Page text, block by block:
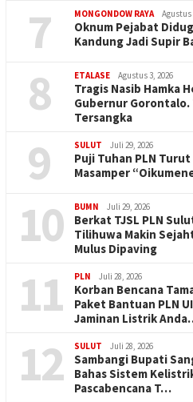
7 MONGONDOW RAYA Agustus
Oknum Pejabat
Kandung Jadi Supir
8 ETALASE Agustus 3, 2026
Tragis Nasib Hamka
Gubernur Gorontalo.
Tersangka
9 SULUT Juli 29, 2026
Puji Tuhan PLN
Masamper
10 BUMN Juli 29, 2026
Berkat TJSL PLN
Tilihuwa Makin
Mulus Dipaving
11 PLN Juli 28, 2026
Korban Bencana
Paket Bantuan PLN
Jaminan Listrik
12 SULUT Juli 28, 2026
Sambangi Bupati
Bahas Sistem
Pascabencana T…